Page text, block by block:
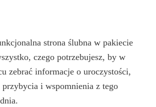
strona ślubna w pakiecie
czego potrzebujesz, by w
zebrać informacje o uroczystości,
i wspomnienia z tego